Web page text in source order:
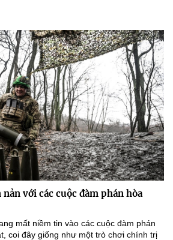
với các cuộc đàm phán hòa
mất niềm tin vào các cuộc đàm phán
coi đây giống như một trò chơi chính trị